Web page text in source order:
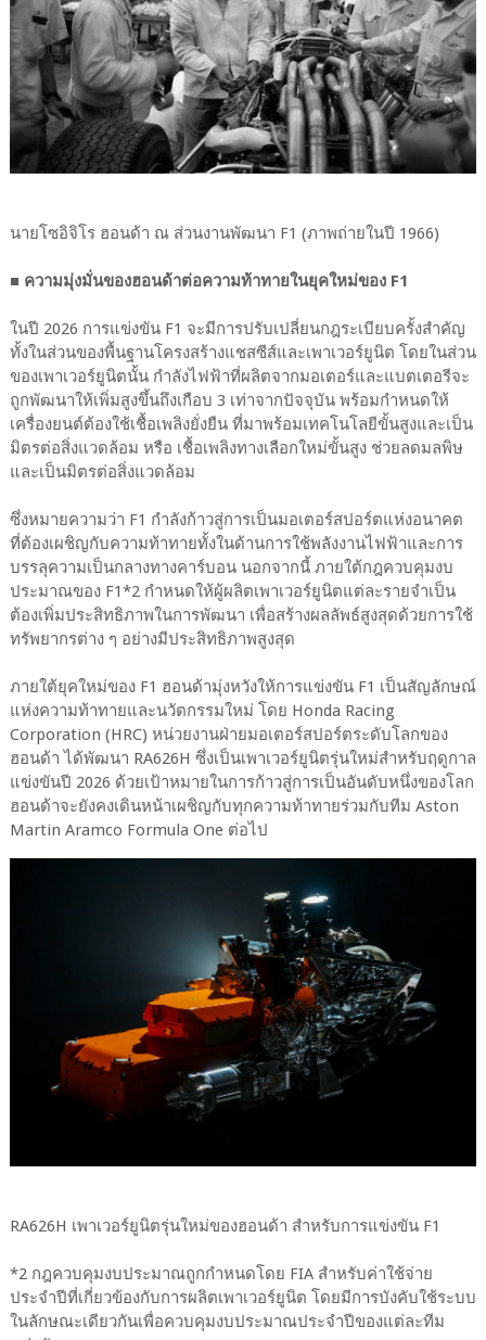
นายโซอิจิโร ฮอนด้า ณ ส่วนงานพัฒนา F1 (ภาพถ่ายในปี 1966)
■ ความมุ่งมั่นของฮอนด้าต่อความท้าทายในยุคใหม่ของ F1
ในปี 2026 การแข่งขัน F1 จะมีการปรับเปลี่ยนกฎระเบียบครั้งสำคัญ
ทั้งในส่วนของพื้นฐานโครงสร้างแชสซีส์และเพาเวอร์ยูนิต โดยในส่วน
ของเพาเวอร์ยูนิตนั้น กำลังไฟฟ้าที่ผลิตจากมอเตอร์และแบตเตอรีจะ
ถูกพัฒนาให้เพิ่มสูงขึ้นถึงเกือบ 3 เท่าจากปัจจุบัน พร้อมกำหนดให้
เครื่องยนต์ต้องใช้เชื้อเพลิงยั่งยืน ที่มาพร้อมเทคโนโลยีขั้นสูงและเป็น
มิตรต่อสิ่งแวดล้อม หรือ เชื้อเพลิงทางเลือกใหม่ขั้นสูง ช่วยลดมลพิษ
และเป็นมิตรต่อสิ่งแวดล้อม
ซึ่งหมายความว่า F1 กำลังก้าวสู่การเป็นมอเตอร์สปอร์ตแห่งอนาคต
ที่ต้องเผชิญกับความท้าทายทั้งในด้านการใช้พลังงานไฟฟ้าและการ
บรรลุความเป็นกลางทางคาร์บอน นอกจากนี้ ภายใต้กฎควบคุมงบ
ประมาณของ F1*2 กำหนดให้ผู้ผลิตเพาเวอร์ยูนิตแต่ละรายจำเป็น
ต้องเพิ่มประสิทธิภาพในการพัฒนา เพื่อสร้างผลลัพธ์สูงสุดด้วยการใช้
ทรัพยากรต่าง ๆ อย่างมีประสิทธิภาพสูงสุด
ภายใต้ยุคใหม่ของ F1 ฮอนด้ามุ่งหวังให้การแข่งขัน F1 เป็นสัญลักษณ์
แห่งความท้าทายและนวัตกรรมใหม่ โดย Honda Racing
Corporation (HRC) หน่วยงานฝ่ายมอเตอร์สปอร์ตระดับโลกของ
ฮอนด้า ได้พัฒนา RA626H ซึ่งเป็นเพาเวอร์ยูนิตรุ่นใหม่สำหรับฤดูกาล
แข่งขันปี 2026 ด้วยเป้าหมายในการก้าวสู่การเป็นอันดับหนึ่งของโลก
ฮอนด้าจะยังคงเดินหน้าเผชิญกับทุกความท้าทายร่วมกับทีม Aston
Martin Aramco Formula One ต่อไป
RA626H เพาเวอร์ยูนิตรุ่นใหม่ของฮอนด้า สำหรับการแข่งขัน F1
*2 กฎควบคุมงบประมาณถูกกำหนดโดย FIA สำหรับค่าใช้จ่าย
ประจำปีที่เกี่ยวข้องกับการผลิตเพาเวอร์ยูนิต โดยมีการบังคับใช้ระบบ
ในลักษณะเดียวกันเพื่อควบคุมงบประมาณประจำปีของแต่ละทีม